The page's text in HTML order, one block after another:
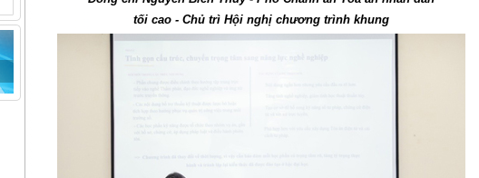
tối cao - Chủ trì Hội nghị chương trình khung